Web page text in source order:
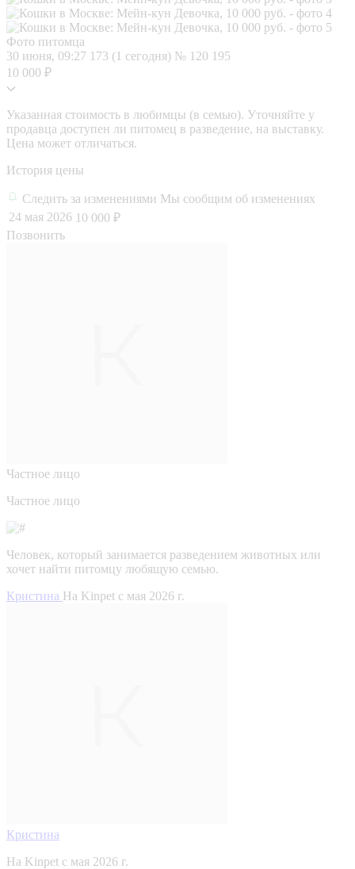
Фото питомца
30 июня, 09:27 173 (1 сегодня) № 120 195
10 000 ₽
Указанная стоимость в любимцы (в семью). Уточняйте у
продавца доступен ли питомец в разведение, на выставку.
Цена может отличаться.
История цены
Следить за изменениями Мы сообщим об изменениях
24 мая 2026 10 000 ₽
Позвонить
Частное лицо
Частное лицо
Человек, который занимается разведением животных или
хочет найти питомцу любящую семью.
Кристина На Kinpet c мая 2026 г.
Кристина
На Kinpet c мая 2026 г.